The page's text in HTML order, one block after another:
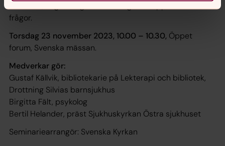
frågor.
Torsdag 23 november 2023, 10.00 – 10.30, Öppet
forum, Svenska mässan.
Medverkar gör:
Gustaf Källvik, bibliotekarie på Lekterapi och bibliotek,
Drottning Silvias barnsjukhus
Birgitta Fält, psykolog
Bertil Helander, präst Sjukhuskyrkan Östra sjukhuset
Seminariearrangör: Svenska Kyrkan